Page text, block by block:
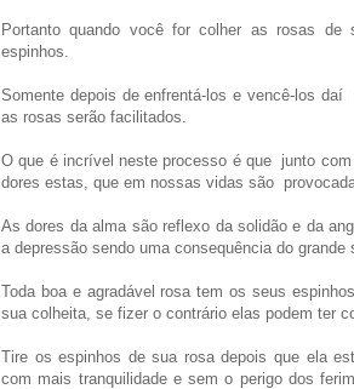
Portanto quando você for colher as rosas de
espinhos.
Somente depois de enfrentá-los e vencê-los
as rosas serão facilitados.
O que é incrível neste processo é que junto
dores estas, que em nossas vidas são
As dores da alma são reflexo da solidão e da
a depressão sendo uma consequência do
Toda boa e agradável rosa tem os seus
sua colheita, se fizer o contrário elas podem ter
Tire os espinhos de sua rosa depois que ela
com mais tranquilidade e sem o perigo dos